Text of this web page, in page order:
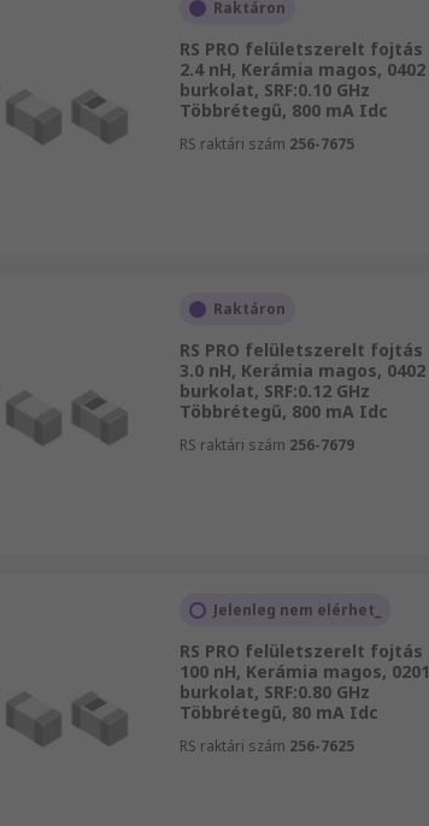
Raktáron
RS PRO felületszerelt fojtás
2.4 nH, Kerámia magos, 0402
burkolat, SRF:0.10 GHz
Többrétegű, 800 mA Idc
RS raktári szám 256-7675
Raktáron
RS PRO felületszerelt fojtás
3.0 nH, Kerámia magos, 0402
burkolat, SRF:0.12 GHz
Többrétegű, 800 mA Idc
RS raktári szám 256-7679
Jelenleg nem elérhet_
RS PRO felületszerelt fojtás
100 nH, Kerámia magos, 0201
burkolat, SRF:0.80 GHz
Többrétegű, 80 mA Idc
RS raktári szám 256-7625